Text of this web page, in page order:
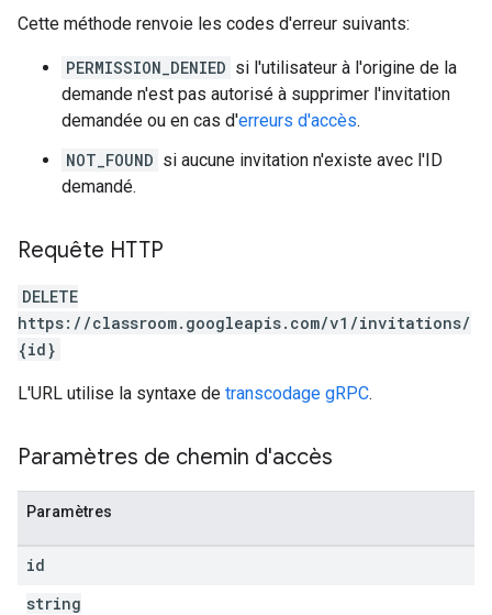
Cette méthode renvoie les codes d'erreur suivants:
PERMISSION_DENIED si l'utilisateur à l'origine de la
demande n'est pas autorisé à supprimer l'invitation
demandée ou en cas d'erreurs d'accès.
NOT_FOUND si aucune invitation n'existe avec l'ID
demandé.
Requête HTTP
DELETE
https://classroom.googleapis.com/v1/invitations/
{id}
L'URL utilise la syntaxe de transcodage gRPC.
Paramètres de chemin d'accès
Paramètres
id
string